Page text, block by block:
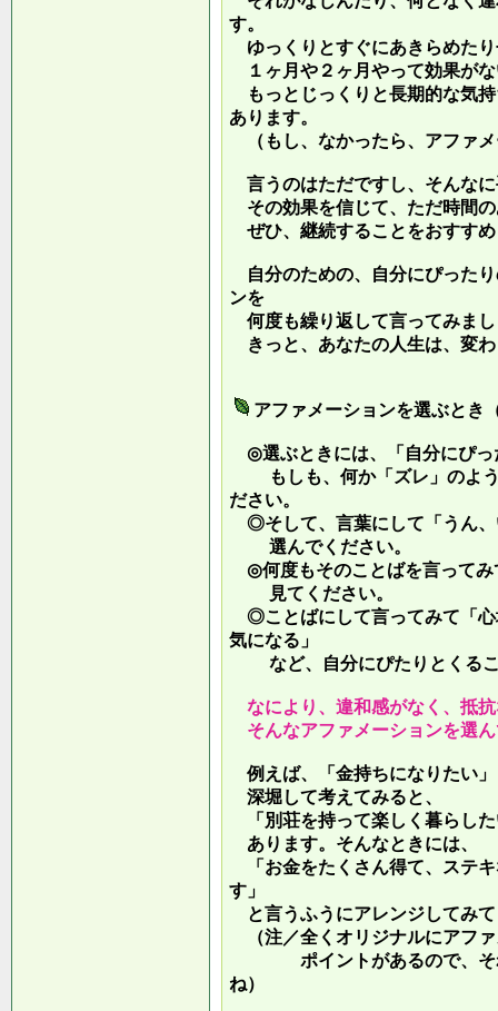
す。
ゆっくりとすぐにあきらめた
１ヶ月や２ヶ月やって効果が
もっとじっくりと長期的な気
あります。
（もし、なかったら、アファ
言うのはただですし、そんな
その効果を信じて、ただ時間
ぜひ、継続することをおすす
自分のための、自分にぴった
ンを
何度も繰り返して言ってみま
きっと、あなたの人生は、変
アファメーションを選ぶとき
◎選ぶときには、「自分にぴっ
もしも、何か「ズレ」のよう
ださい。
◎そして、言葉にして「うん、
選んでください。
◎何度もそのことばを言ってみ
見てください。
◎ことばにして言ってみて「心
気になる」
など、自分にぴたりとくるこ
なにより、違和感がなく、抵
そんなアファメーションを選
例えば、「金持ちになりたい
深堀して考えてみると、
「別荘を持って楽しく暮らし
あります。そんなときには、
「お金をたくさん得て、ステ
す」
と言うふうにアレンジしてみ
（注／全くオリジナルにアフ
ポイントがあるので、それ
ね）